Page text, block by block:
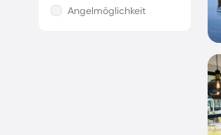
Angelmöglichkeit